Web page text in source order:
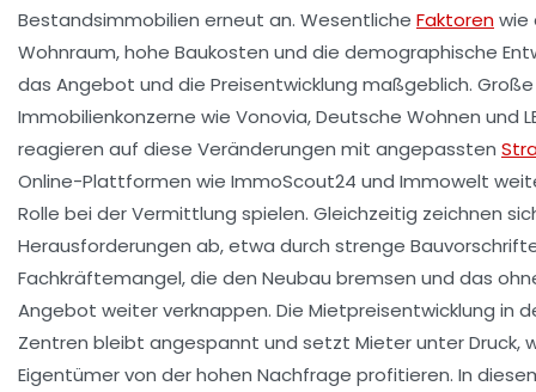
Bestandsimmobilien erneut an. Wesentliche Faktorenwie
Wohnraum, hohe Baukosten und die demographische
das Angebot und die Preisentwicklung maßgeblich. Große
Immobilienkonzerne wie Vonovia, Deutsche Wohnen und
reagieren auf diese Veränderungen mit angepassten
Online-Plattformen wie ImmoScout24 und Immowelt
Rolle bei der Vermittlung spielen. Gleichzeitig zeichnen
Herausforderungen ab, etwa durch strenge
Fachkräftemangel, die den Neubau bremsen und das
Angebot weiter verknappen. Die Mietpreisentwicklung in
Zentren bleibt angespannt und setzt Mieter unter Druck,
Eigentümer von der hohen Nachfrage profitieren. In